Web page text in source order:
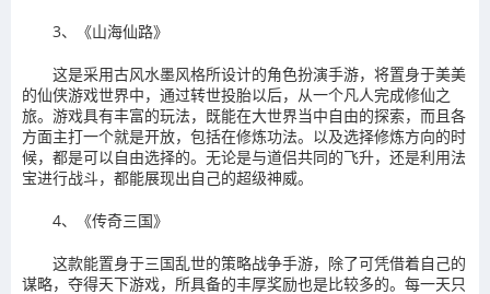
3、《山海仙路》
这是采用古风水墨风格所设计的角色扮演手游，将置身于美美
的仙侠游戏世界中，通过转世投胎以后，从一个凡人完成修仙之
旅。游戏具有丰富的玩法，既能在大世界当中自由的探索，而且各
方面主打一个就是开放，包括在修炼功法。以及选择修炼方向的时
候，都是可以自由选择的。无论是与道侣共同的飞升，还是利用法
宝进行战斗，都能展现出自己的超级神威。
4、《传奇三国》
这款能置身于三国乱世的策略战争手游，除了可凭借着自己的
谋略，夺得天下游戏，所具备的丰厚奖励也是比较多的。每一天只